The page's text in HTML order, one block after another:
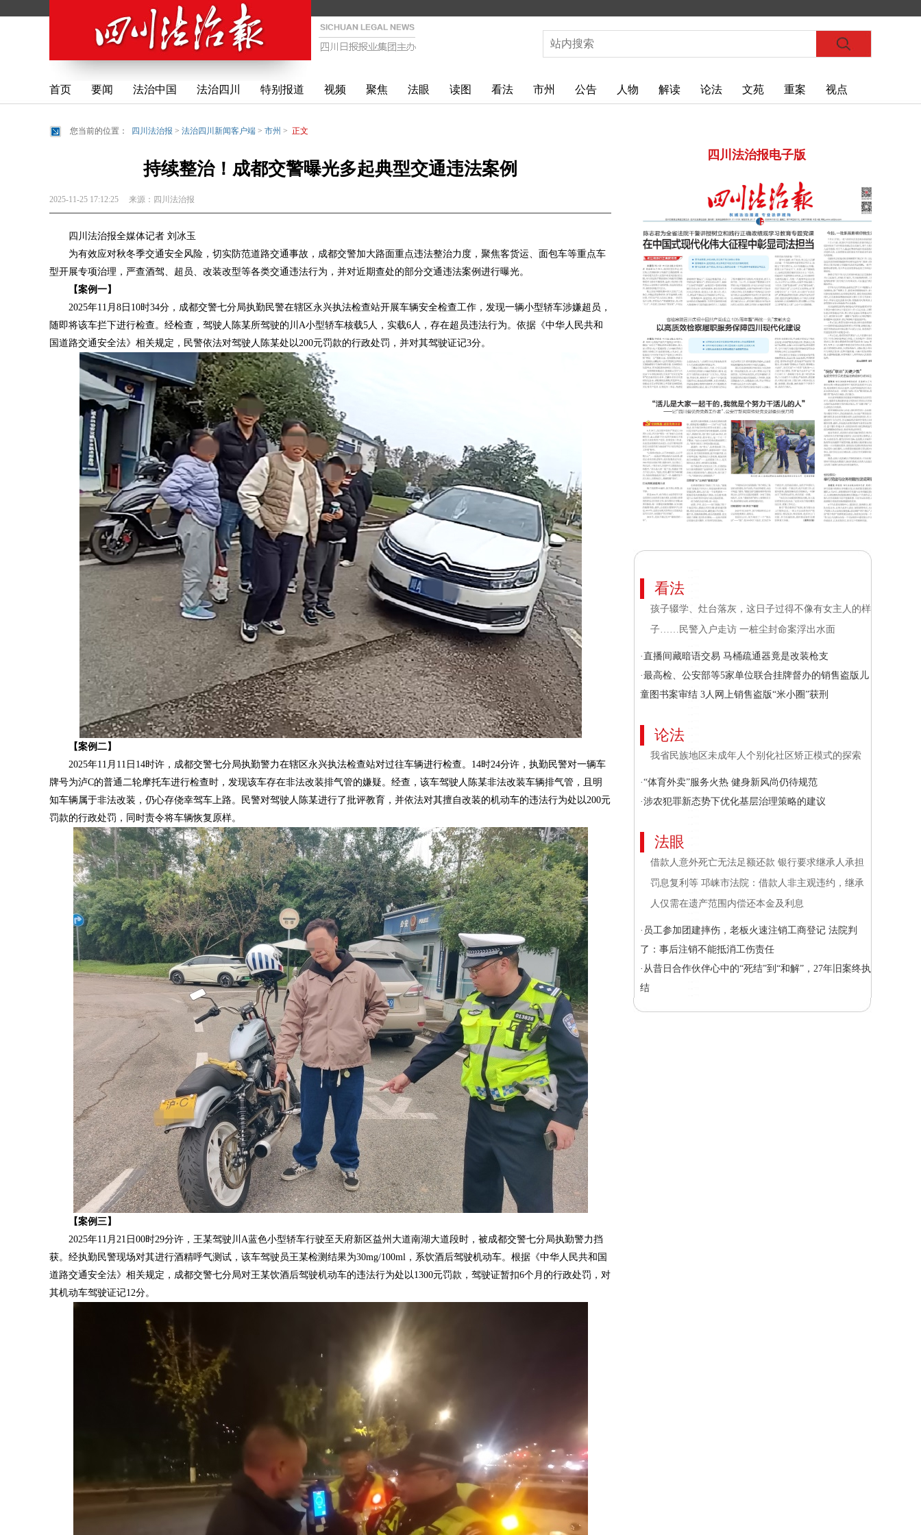
首页 要闻 法治中国 法治四川 特别报道 视频 聚焦 法眼 读图 看法 市州 公告 人物 解读 论法 文苑 重案 视点
您当前的位置： 四川法治报 > 法治四川新闻客户端 > 市州 > 正文
持续整治！成都交警曝光多起典型交通违法案例
2025-11-25 17:12:25 来源： 四川法治报
四川法治报全媒体记者 刘冰玉
为有效应对秋冬季交通安全风险，切实防范道路交通事故，成都交警加大路面重点违法整治力度，聚焦客货运、面包车等重点车
型开展专项治理，严查酒驾、超员、改装改型等各类交通违法行为，并对近期查处的部分交通违法案例进行曝光。
【案例一】
2025年11月8日10时34分，成都交警七分局执勤民警在辖区永兴执法检查站开展车辆安全检查工作，发现一辆小型轿车涉嫌超员，
随即将该车拦下进行检查。经检查，驾驶人陈某所驾驶的川A小型轿车核载5人，实载6人，存在超员违法行为。依据《中华人民共和
国道路交通安全法》相关规定，民警依法对驾驶人陈某处以200元罚款的行政处罚，并对其驾驶证记3分。
【案例二】
2025年11月11日14时许，成都交警七分局执勤警力在辖区永兴执法检查站对过往车辆进行检查。14时24分许，执勤民警对一辆车
牌号为泸C的普通二轮摩托车进行检查时，发现该车存在非法改装排气管的嫌疑。经查，该车驾驶人陈某非法改装车辆排气管，且明
知车辆属于非法改装，仍心存侥幸驾车上路。民警对驾驶人陈某进行了批评教育，并依法对其擅自改装的机动车的违法行为处以200元
罚款的行政处罚，同时责令将车辆恢复原样。
【案例三】
2025年11月21日00时29分许，王某驾驶川A蓝色小型轿车行驶至天府新区益州大道南湖大道段时，被成都交警七分局执勤警力挡
获。经执勤民警现场对其进行酒精呼气测试，该车驾驶员王某检测结果为30mg/100ml，系饮酒后驾驶机动车。根据《中华人民共和国
道路交通安全法》相关规定，成都交警七分局对王某饮酒后驾驶机动车的违法行为处以1300元罚款，驾驶证暂扣6个月的行政处罚，对
其机动车驾驶证记12分。
四川法治报电子版
看法
孩子辍学、灶台落灰，这日子过得不像有女主人的样
子……民警入户走访 一桩尘封命案浮出水面
·直播间藏暗语交易 马桶疏通器竟是改装枪支
·最高检、公安部等5家单位联合挂牌督办的销售盗版儿
童图书案审结 3人网上销售盗版“米小圈”获刑
论法
我省民族地区未成年人个别化社区矫正模式的探索
·“体育外卖”服务火热 健身新风尚仍待规范
·涉农犯罪新态势下优化基层治理策略的建议
法眼
借款人意外死亡无法足额还款 银行要求继承人承担
罚息复利等 邛崃市法院：借款人非主观违约，继承
人仅需在遗产范围内偿还本金及利息
·员工参加团建摔伤，老板火速注销工商登记 法院判
了：事后注销不能抵消工伤责任
·从昔日合作伙伴心中的“死结”到“和解”，27年旧案终执
结